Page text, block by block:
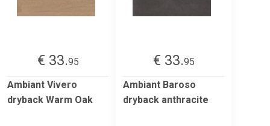
€ 33.95
Ambiant Vivero
dryback Warm Oak
€ 33.95
Ambiant Baroso
dryback anthracite